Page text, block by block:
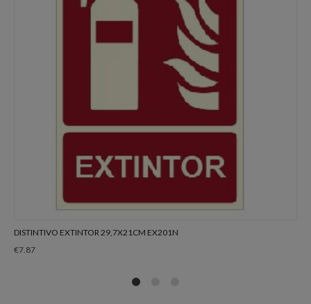
DISTINTIVO EXTINTOR 29,7X21CM EX201N
€7.87